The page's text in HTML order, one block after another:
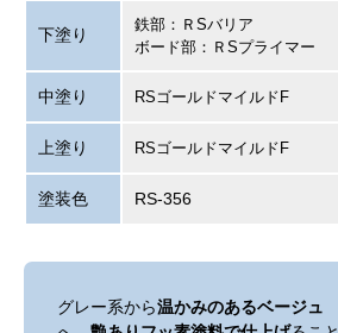
下塗り
鉄部：ＲSバリア
ボード部：ＲSプライマー
中塗り RSゴールドマイルドF
上塗り RSゴールドマイルドF
塗装色 RS-356
グレー系から温かみのあるベージュ